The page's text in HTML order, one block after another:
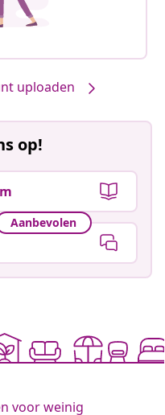
uploaden
op!
Aanbevolen
voor weinig